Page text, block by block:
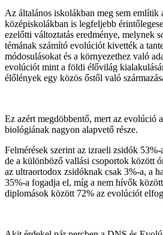
Az általános iskolákban meg sem említik
középiskolákban is legfeljebb
ezelőtti változtatás eredménye, melynek
témának számító evolúciót kivették a
módosulásokat és a környezethez való
evolúciót mint a földi élővilág
élőlények egy közös őstől való
Ez azért megdöbbentő, mert az evolúció
biológiának nagyon alapvető része.
Felmérések szerint az izraeli zsidók
de a különböző vallási csoportok között
az ultraortodox zsidóknak csak 3%-a, a
35%-a fogadja el, míg a nem hívők
diplomások között 72% az evolúciót